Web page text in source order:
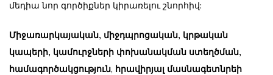
մեդիա նոր գործիքներ կիրառելու շնորհիվ:
Միջառարկայական, միջդպրոցական, կրթական
կապերի, կամուրջների փոխանակման ստեղծման,
համագործակցություն, հրավիրյալ մասնագետնրեի